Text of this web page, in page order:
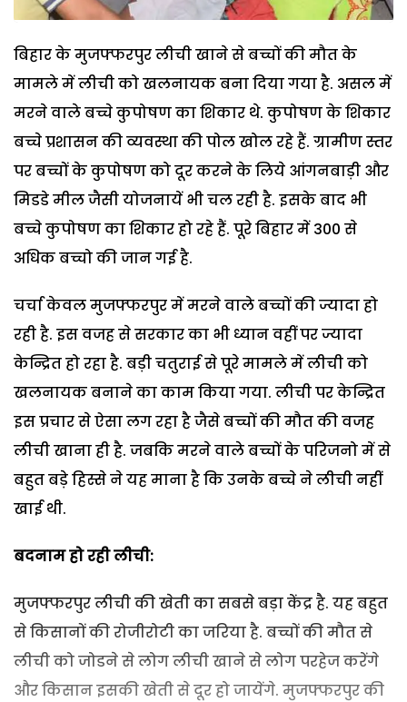
बिहार के मुजफ्फरपुर लीची खाने से बच्चों की मौत के
मामले में लीची को खलनायक बना दिया गया है. असल में
मरने वाले बच्चे कुपोषण का शिकार थे. कुपोषण के शिकार
बच्चे प्रशासन की व्यवस्था की पोल खोल रहे हैं. ग्रामीण स्तर
पर बच्चों के कुपोषण को दूर करने के लिये आंगनबाड़ी और
मिडडे मील जैसी योजनायें भी चल रही है. इसके बाद भी
बच्चे कुपोषण का शिकार हो रहे हैं. पूरे बिहार में 300 से
अधिक बच्चो की जान गई है.
चर्चा केवल मुजफ्फरपुर में मरने वाले बच्चों की ज्यादा हो
रही है. इस वजह से सरकार का भी ध्यान वहीं पर ज्यादा
केन्द्रित हो रहा है. बड़ी चतुराई से पूरे मामले में लीची को
खलनायक बनाने का काम किया गया. लीची पर केन्द्रित
इस प्रचार से ऐसा लग रहा है जैसे बच्चों की मौत की वजह
लीची खाना ही है. जबकि मरने वाले बच्चों के परिजनो में से
बहुत बड़े हिस्से ने यह माना है कि उनके बच्चे ने लीची नहीं
खाई थी.
बदनामहो रही लीची:
मुजफ्फरपुर लीची की खेती का सबसे बड़ा केंद्र है. यह बहुत
से किसानों की रोजीरोटी का जरिया है. बच्चों की मौत से
लीची को जोडने से लोग लीची खाने से लोग परहेज करेंगे
और किसान इसकी खेती से दूर हो जायेंगे. मुजफ्फरपुर की